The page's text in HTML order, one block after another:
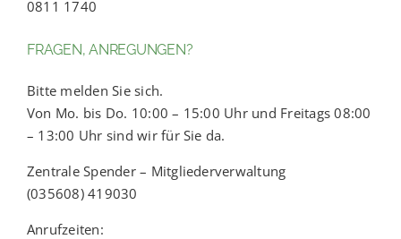
0811 1740
FRAGEN, ANREGUNGEN?
Bitte melden Sie sich.
Von Mo. bis Do. 10:00 – 15:00 Uhr und Freitags 08:00
– 13:00 Uhr sind wir für Sie da.
Zentrale Spender – Mitgliederverwaltung
(035608) 419030
Anrufzeiten: